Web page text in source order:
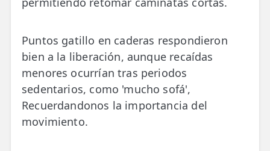
Puntos gatillo en caderas respondieron
bien a la liberación, aunque recaídas
menores ocurrían tras periodos
sedentarios, como 'mucho sofá',
Recuerdandonos la importancia del
movimiento.